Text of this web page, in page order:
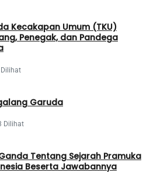
Kecakapan Umum (TKU)
Penegak, dan Pandega
Garuda
Dilihat
Tentang Sejarah Pramuka
Beserta Jawabannya